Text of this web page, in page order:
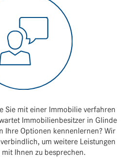
Sie mit einer Immo­bilie verfahren
Immo­bi­li­en­be­sitzer in Glinde
Ihre Optionen kennen­lernen? Wir
um weitere Leis­tungen
mit Ihnen zu besprechen.